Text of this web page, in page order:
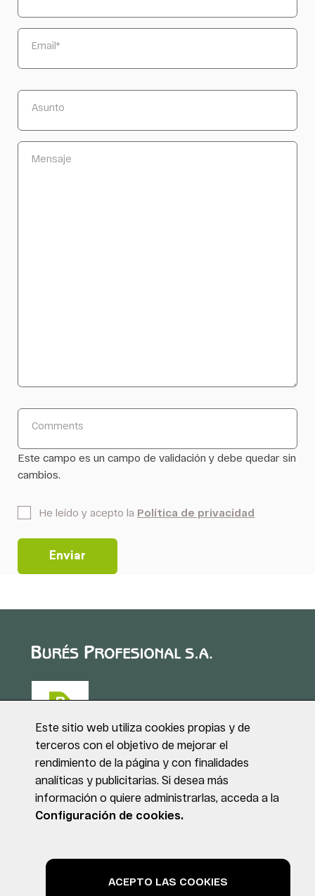
Email *
Asunto
Mensaje
Comments
Este campo es un campo de validación y debe quedar sin
cambios.
He leído y acepto la Política de privacidad
Puig de Sant Roc, 1
17180 VILABLAREIX
(Girona)
Tel. +34 972 40 50 95
Este sitio web utiliza cookies propias y de
terceros con el objetivo de mejorar el
rendimiento de la página y con finalidades
analíticas y publicitarias. Si desea más
información o quiere administrarlas, acceda a la
Configuración de cookies.
ACEPTO LAS COOKIES